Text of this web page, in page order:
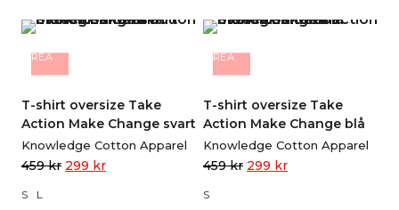
REA
T-shirt oversize Take
Action Make Change svart
Knowledge Cotton Apparel
459kr 299 kr
S L
REA
T-shirt oversize Take
Action Make Change blå
Knowledge Cotton Apparel
459kr 299 kr
S